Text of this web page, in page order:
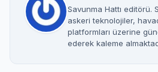
Savunma Hattı editörü.
askeri teknolojiler,
platformları üzerine
ederek kaleme